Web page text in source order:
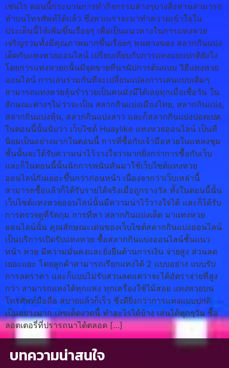
เช่นไร ตอนนี้กระบวนการทำกิจกรรมต่างๆบางสิ่งท่านสามารถ
ทำบนโทรศัพท์ได้เเล้ว ซึ่งพวกเราจะมาทำความเข้าใจใน
ประเด็นนี้ไห้เพิ่มขึ้นเรื่อยๆ เพื่อเป็นเเนวทางในการแทงหวย
เจริญรวมทั้งมีคุณภาพมากขึ้นเรื่อยๆ หนทางของ สลากกินแบ่ง
เด็ดกับแทงหวยออนไลน์ เปรียบเทียบกับการแทงแบบปกติยังไง
โดยการแทงหวยกนั้นมีจุดขายที่นานัปการต้นแบบ วิธีแทงหวย
ออนไลน์ การเล่นร่วมกันที่จะเปลี่ยนแปลงการเล่นแบบเดิมๆ
สามารถแทงหวยลุ้นร่ำรวยเป็นคนมั่งมีได้เลยทุกเมื่อเชื่อวัน ใน
ลักษณะต่างๆไม่ว่าจะเป็น สลากกินแบ่งเมืองไทย, สลากกินแบ่ง,
สลากกินแบ่งหุ้น, สลากกินแบ่งลาว และก็สลากกินแบ่งปอตเปต
ในตอนนี้นั้นนับว่า เว็บไซต์ Huaylike แทงหวยออนไลน์ เป็นที่
นิยมเป็นอย่างมากในตอนนี้ การที่ซื้อกับเจ้ามือหวยในแหล่งชุม
ชั้นนั้นจะได้รับความน่าไว้วางใจว่ามากยิ่งกว่าการซื้อกับเว็บ
และก็ในตอนนี้นั้นนักการพนันหันมาใช้เว็บไซต์แทงหวย
ออนไลน์กันเยอะขึ้นกว่าก่อนหน้า เนื่องจากว่าเว็บเหล่านี้
สามารถซื้อแล้วก็ได้รับรายได้จริงเมื่อถูกรางวัล ทั้งในตอนนี้นั้น
เว็บไซต์แทงหวยออนไลน์นั้นมีความน่าไว้วางใจได้ และก็ได้รับ
การตรวจดูที่รัดกุม การที่หา สลากกินแบ่งเด็ด มาแทงหวย
ออนไลน์นั้น คุณลักษณะเด่นของเว็บไซต์สลากกินแบ่งออนไลน์
เป็นบริการเปิดรับแทงหวย ซื้อสลากกินแบ่งออนไลน์ชั้นแนว
หน้า หวย มีความมั่นคงและยั่งยืนด้านการเงิน จ่ายสูง ส่วนลด
เยอะแยะ โดยลูกค้าสามารถเรียกแทงได้ 2 แบบอย่าง แบบรับ
การลดราคา และก็แบบไม่รับส่วนลดแต่ว่าจะได้อัตราจ่ายที่สูง
กว่า สามารถแทงได้ทุกแห่ง ทุกเครื่องใช้ไม้สอย แทงหวยบน
โทรศัพท์มือถือ สบายแล้วก็เร็ว ซึ่งดียิ่งกว่าการแทงแบบปกติ
เป็นอย่างมาก เลขเด็ดงวดนี้ ทำอะไรได้บ้าง เล่นได้ทุกๆวัน ซื้อ
ลอตเตอรี่ที่ปรารถนาได้ตลอด […]
บทความน่าสนใจ